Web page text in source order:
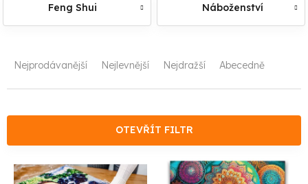
Feng Shui Náboženství
Ř
n
Nejprodávanější Nejlevnější Nejdražší Abecedně
OTEVŘÍT FILTR
V